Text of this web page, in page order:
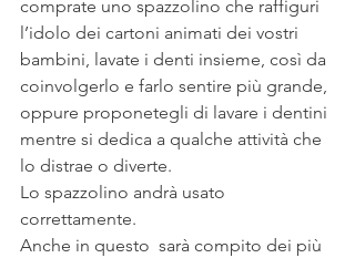
comprate uno spazzolino che raffiguri
l’idolo dei cartoni animati dei vostri
bambini, lavate i denti insieme, così da
coinvolgerlo e farlo sentire più grande,
oppure proponetegli di lavare i dentini
mentre si dedica a qualche attività che
lo distrae o diverte.
Lo spazzolino andrà usato
correttamente.
Anche in questo  sarà compito dei più